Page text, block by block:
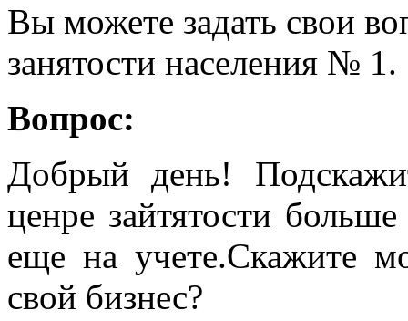
Вы можете задать свои
занятости населения № 1.
Вопрос:
Добрый день!
ценре зайтятости
еще на учете.Скажите
свой бизнес?